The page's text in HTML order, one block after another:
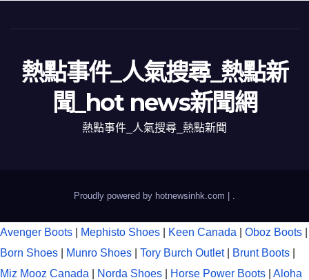
熱點事件_人氣搜尋_熱點新
聞_hot news新聞網
熱點事件_人氣搜尋_熱點新聞
Proudly powered by hotnewsinhk.com |
Avenger Boots Mephisto Shoes Keen Canada Oboz Boots
Born Shoes
Munro Shoes Tory Burch Outlet Brunt Boots
Miz Mooz Canada
Norda Shoes Horse Power Boots
Aloha